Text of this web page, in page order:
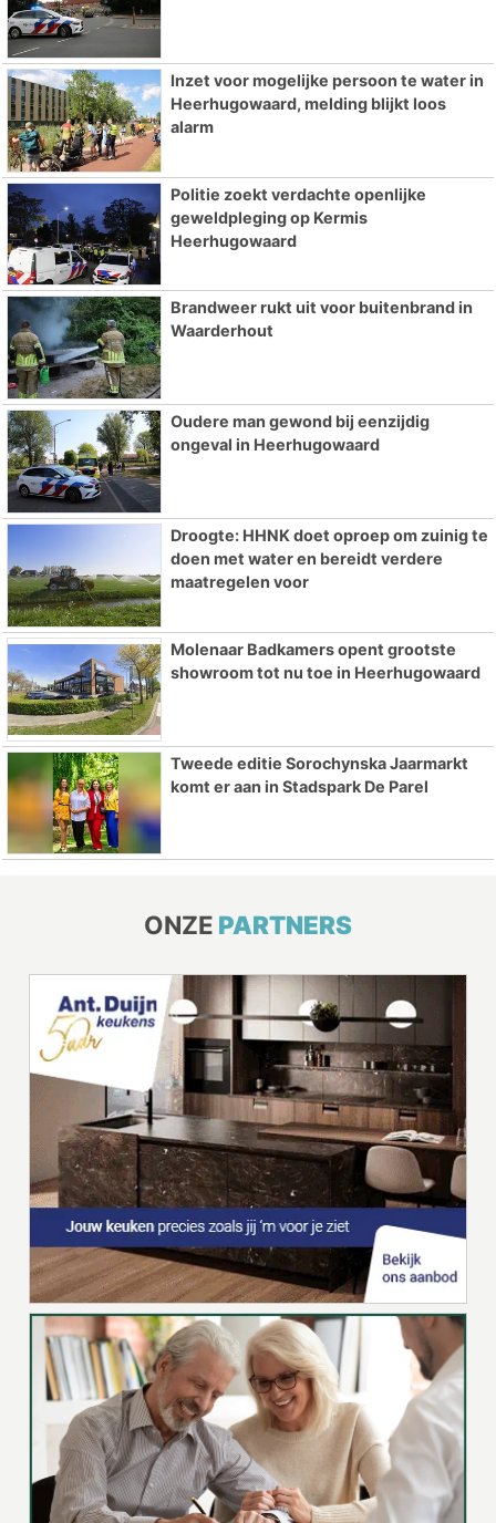
Inzet voor mogelijke persoon te water in
Heerhugowaard, melding blijkt loos
alarm
Politie zoekt verdachte openlijke
geweldpleging op Kermis
Heerhugowaard
Brandweer rukt uit voor buitenbrand in
Waarderhout
Oudere man gewond bij eenzijdig
ongeval in Heerhugowaard
Droogte: HHNK doet oproep om zuinig te
doen met water en bereidt verdere
maatregelen voor
Molenaar Badkamers opent grootste
showroom tot nu toe in Heerhugowaard
Tweede editie Sorochynska Jaarmarkt
komt er aan in Stadspark De Parel
ONZE PARTNERS